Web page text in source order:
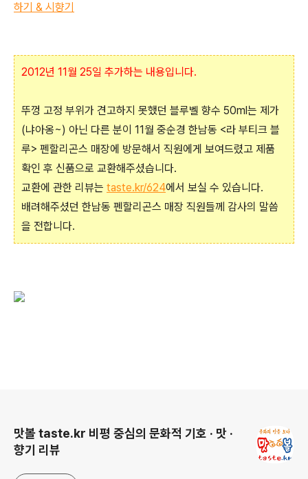
하기 & 시향기
2012년 11월 25일 추가하는 내용입니다.
뚜껑 고정 부위가 견고하지 못했던 블루벨 향수 50ml는 제가
(냐아옹~) 아닌 다른 분이 11월 중순경 한남동 <라 부티크 블
루> 펜할리곤스 매장에 방문해서 직원에게 보여드렸고 제품
확인 후 신품으로 교환해주셨습니다.
교환에 관한 리뷰는 taste.kr/624에서 보실 수 있습니다.
배려해주셨던 한남동 펜할리곤스 매장 직원들께 감사의 말씀
을 전합니다.
맛볼 taste.kr 비평 중심의 문화적 기호 · 맛 ·
향기 리뷰